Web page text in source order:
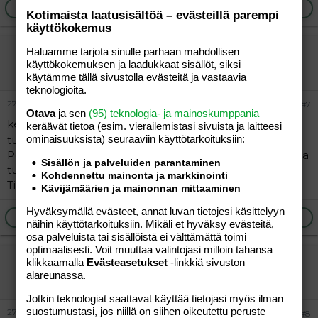
Vastaa
Ilmoita asiaton viesti
Mörripörri
Vieras
27.04.2005 #7
kesäkurpitsaa päälle grillimaustetta ja juustoraastetta
tulee ihanaa...
Perunaa, sipulia ja makkarapaloja folioon mausta suolala
tulee hyvää..
Tietty folio leivät, täytetyt herkkusienet, vartaat...
Vastaa
Ilmoita asiaton viesti
Jyty
Jäsen
27.04.2005 #8
Kotimaista laatusisältöä – evästeillä parempi
käyttökokemus
Haluamme tarjota sinulle parhaan mahdollisen
käyttökokemuksen ja laadukkaat sisällöt, siksi
käytämme tällä sivustolla evästeitä ja vastaavia
teknologioita.
Otavaja sen (95) teknologia- ja mainoskumppania
keräävät tietoa (esim. vierailemis­tasi sivuista ja laitteesi
ominaisuuk­sista) seuraaviin käyttötarkoituksiin:
Sisällön ja palveluiden parantaminen
Kohdennettu mainonta ja markkinointi
Kävijämäärien ja mainonnan mittaaminen
Hyväksymällä evästeet, annat luvan tietojesi käsittelyyn
näihin käyttötarkoituksiin. Mikäli et hyväksy evästeitä,
osa palveluista tai sisällöistä ei välttämättä toimi
optimaalisesti. Voit muuttaa valintojasi milloin tahansa
klikkaamalla Evästeasetukset -linkkiä sivuston
alareunassa.
Jotkin teknologiat saattavat käyttää tietojasi myös ilman
suostumustasi, jos niillä on siihen oikeutettu peruste